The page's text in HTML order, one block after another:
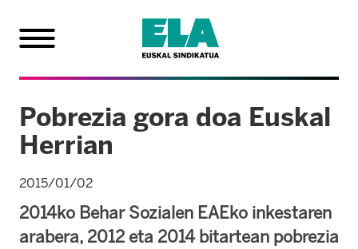
Pobrezia gora doa Euskal
Herrian
2015/01/02
2014ko Behar Sozialen EAEko inkestaren
arabera, 2012 eta 2014 bitartean pobrezia